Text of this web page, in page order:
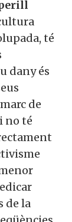
el
d’un
és
dany
seus